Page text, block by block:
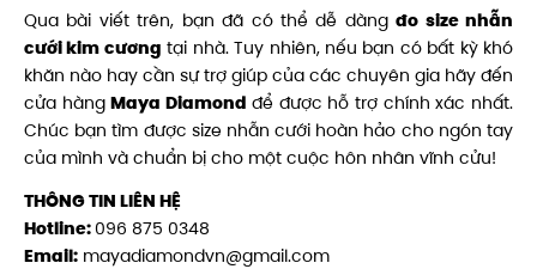
Qua bài viết trên, bạn đã có thể dễ dàngđo size nhẫn
cướikim cương tại nhà. Tuy nhiên, nếu bạn có bất kỳ khó
khăn nào hay cần sự trợ giúp của các chuyên gia hãy đến
cửa hàngMaya Diamond để được hỗ trợ chính xác nhất.
Chúc bạn tìm được size nhẫn cưới hoàn hảo cho ngón tay
của mình và chuẩn bị cho một cuộc hôn nhân vĩnh cửu!
THÔNG TIN LIÊN HỆ
Hotline:096 875 0348
Email: mayadiamondvn@gmail.com